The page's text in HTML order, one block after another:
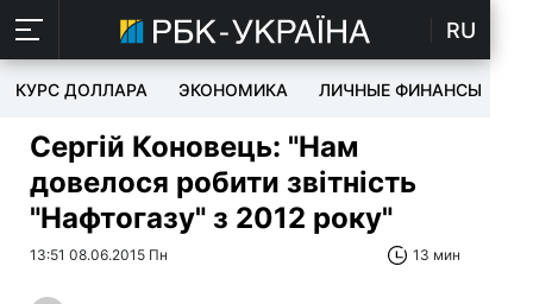
RU
КУРС ДОЛЛАРА ЭКОНОМИКА ЛИЧНЫЕ ФИНАНСЫ
Сергій Коновець: "Нам
довелося робити звітність
"Нафтогазу" з 2012 року"
13:51 08.06.2015 Пн 13 мин